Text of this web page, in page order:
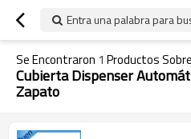
Entra una palabra para
Se Encontraron 1 Productos Sobre
Cubierta Dispenser
Zapato